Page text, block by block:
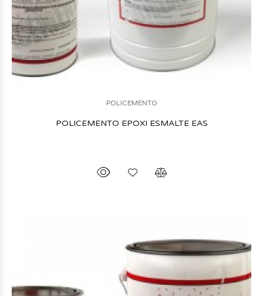
POLICEMENTO
POLICEMENTO EPOXI ESMALTE EAS